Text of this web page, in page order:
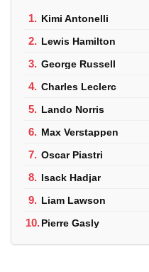
1. Kimi Antonelli
2. Lewis Hamilton
3. George Russell
4. Charles Leclerc
5. Lando Norris
6. Max Verstappen
7. Oscar Piastri
8. Isack Hadjar
9. Liam Lawson
10.Pierre Gasly